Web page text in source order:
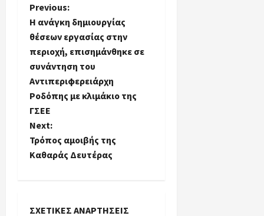
P
o
s
t
n
a
v
g
Previous:
Η ανάγκη δημιουργίας
θέσεων εργασίας στην
περιοχή, επισημάνθηκε σε
συνάντηση του
Αντιπεριφερειάρχη
Ροδόπης με κλιμάκιο της
ΓΣΕΕ
Next:
Τρόπος αμοιβής της
Καθαράς Δευτέρας
ΣΧΕΤΙΚΈΣ ΑΝΑΡΤΉΣΕΙΣ